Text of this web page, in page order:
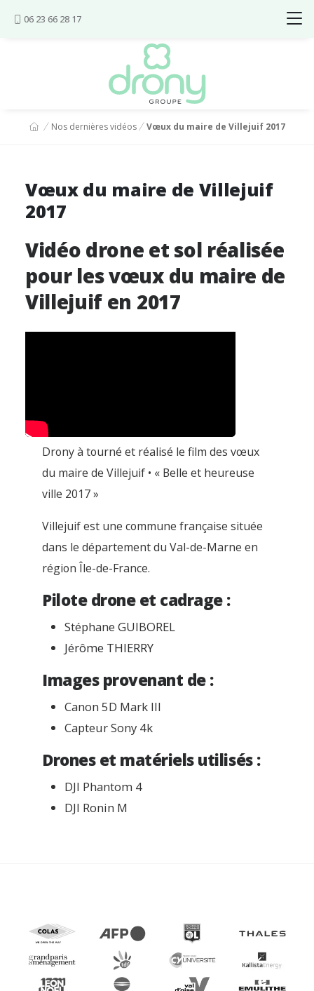
06 23 66 28 17
Vous êtes ici :Nos dernières vidéos Vœux du maire de Villejuif 2017
Vœux du maire de Villejuif
2017
Vidéo drone et sol réalisée
pour les vœux du maire de
Villejuif en 2017
Drony à tourné et réalisé le film des vœux
du maire de Villejuif • « Belle et heureuse
ville 2017 »
Villejuif est une commune française située
dans le département du Val-de-Marne en
région Île-de-France.
Pilote drone et cadrage :
Stéphane GUIBOREL
Jérôme THIERRY
Images provenant de :
Canon 5D Mark III
Capteur Sony 4k
Drones et matériels utilisés :
DJI Phantom 4
DJI Ronin M